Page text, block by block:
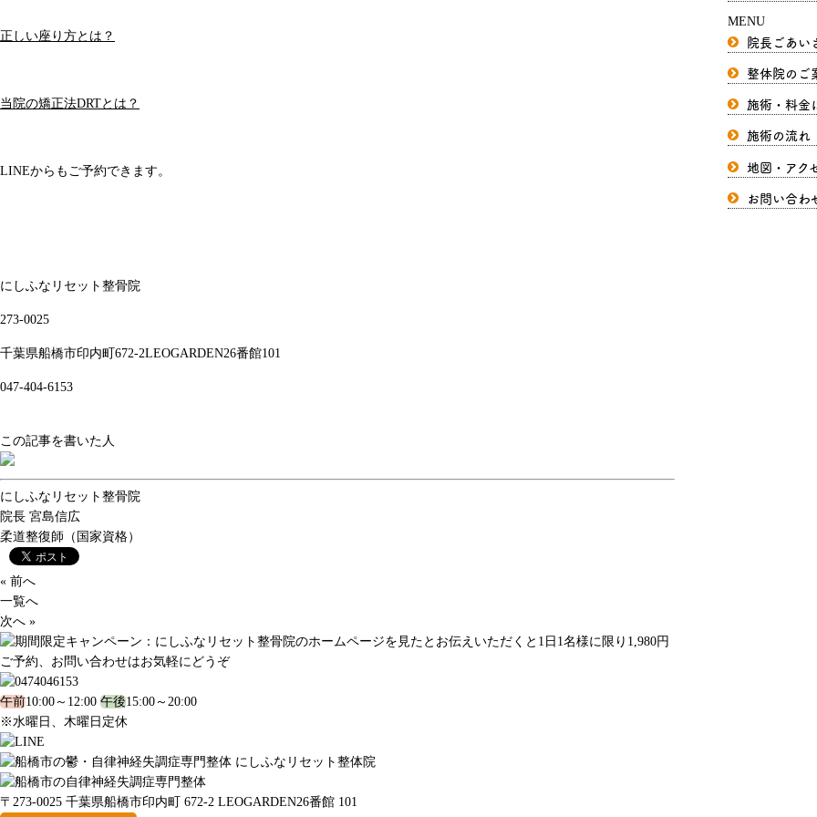
正しい座り方とは？
当院の矯正法DRTとは？
LINEからもご予約できます。
にしふなリセット整骨院
273-0025
千葉県船橋市印内町672-2LEOGARDEN26番館101
047-404-6153
この記事を書いた人
にしふなリセット整骨院
院長 宮島信広
柔道整復師（国家資格）
« 前へ
一覧へ
次へ »
MENU
院長ごあい
整体院のご
施術・料金
施術の流れ
地図・アク
お問い合わ
ご予約、お問い合わせはお気軽にどうぞ
午前10:00～12:00 午後15:00～20:00
※水曜日、木曜日定休
〒273-0025 千葉県船橋市印内町 672-2 LEOGARDEN26番館 101